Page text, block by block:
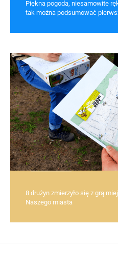
Piękna pogoda, niesamowite
tak można podsumować
8 drużyn zmierzyło się z grą
Naszego miasta